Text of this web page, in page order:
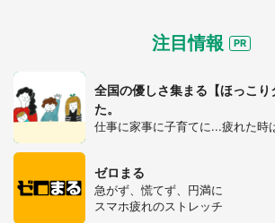
注目情報
全国の優しさ集まる【ほっこり
た。
仕事に家事に子育てに...疲れた時
ゼロまる
急がず、慌てず、円満に
スマホ疲れのストレッチ